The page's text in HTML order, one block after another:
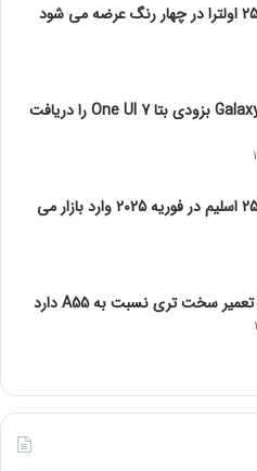
گوشی Galaxy A55 بزودی بتا One UI 7 را دریافت
گلکسی اس 25 اسلیم در فوریه 2025 وارد بازار می